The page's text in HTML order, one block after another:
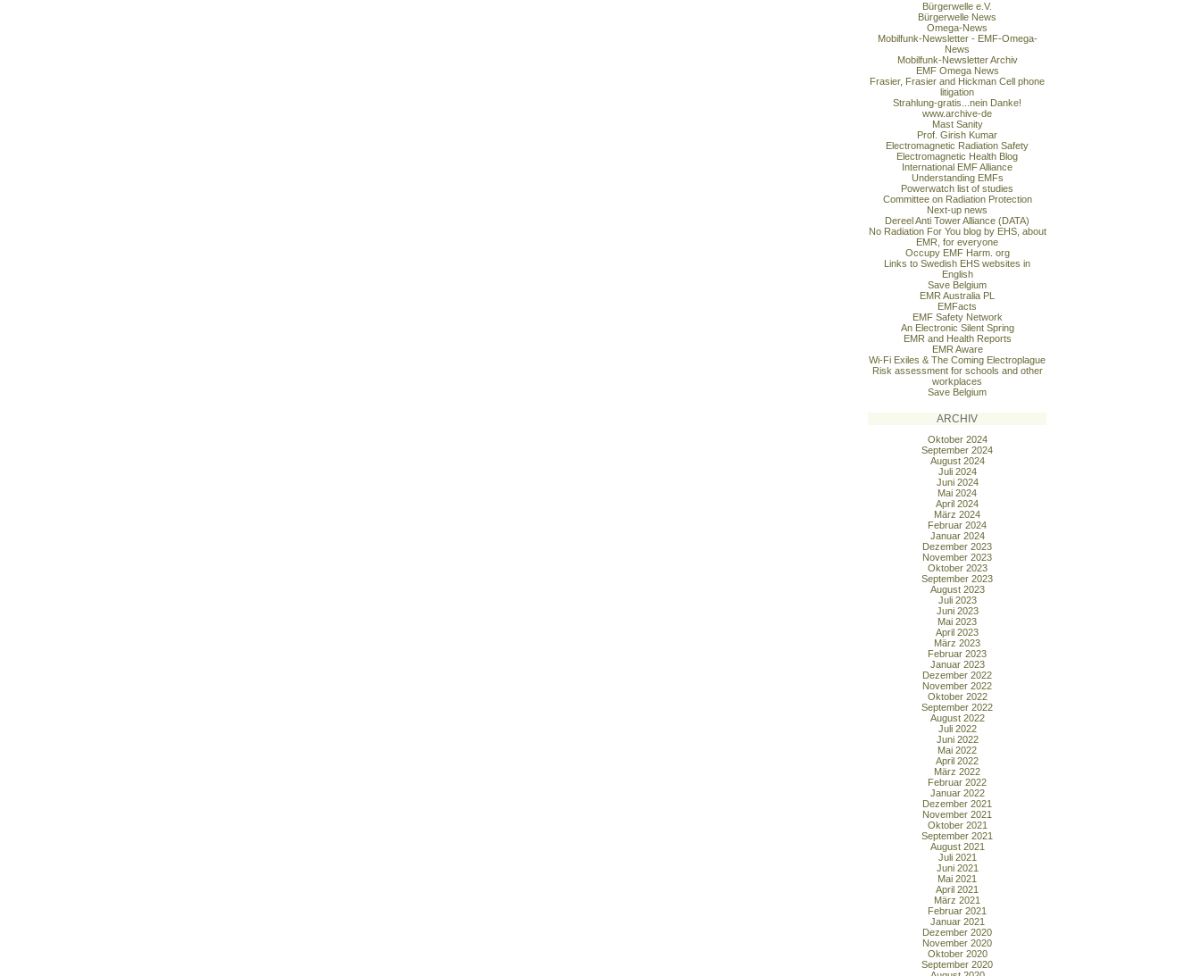
Bürgerwelle e.V.
Bürgerwelle News
Omega-News
Mobilfunk-Newsletter - EMF-Omega-
News
Mobilfunk-Newsletter Archiv
EMF Omega News
Frasier, Frasier and Hickman Cell phone
litigation
Strahlung-gratis...nein Danke!
www.archive-de
Mast Sanity
Prof. Girish Kumar
Electromagnetic Radiation Safety
Electromagnetic Health Blog
International EMF Alliance
Understanding EMFs
Powerwatch list of studies
Committee on Radiation Protection
Next-up news
Dereel Anti Tower Alliance (DATA)
No Radiation For You blog by EHS, about
EMR, for everyone
Occupy EMF Harm. org
Links to Swedish EHS websites in
English
Save Belgium
EMR Australia PL
EMFacts
EMF Safety Network
An Electronic Silent Spring
EMR and Health Reports
EMR Aware
Wi-Fi Exiles & The Coming Electroplague
Risk assessment for schools and other
workplaces
Save Belgium
ARCHIV
Oktober 2024
September 2024
August 2024
Juli 2024
Juni 2024
Mai 2024
April 2024
März 2024
Februar 2024
Januar 2024
Dezember 2023
November 2023
Oktober 2023
September 2023
August 2023
Juli 2023
Juni 2023
Mai 2023
April 2023
März 2023
Februar 2023
Januar 2023
Dezember 2022
November 2022
Oktober 2022
September 2022
August 2022
Juli 2022
Juni 2022
Mai 2022
April 2022
März 2022
Februar 2022
Januar 2022
Dezember 2021
November 2021
Oktober 2021
September 2021
August 2021
Juli 2021
Juni 2021
Mai 2021
April 2021
März 2021
Februar 2021
Januar 2021
Dezember 2020
November 2020
Oktober 2020
September 2020